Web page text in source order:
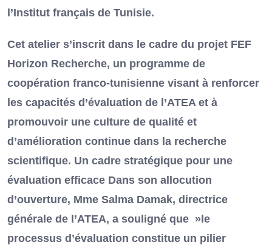
l’Institut français de Tunisie.
Cet atelier s’inscrit dans le cadre du projet FEF
Horizon Recherche, un programme de
coopération franco-tunisienne visant à renforcer
les capacités d’évaluation de l’ATEA et à
promouvoir une culture de qualité et
d’amélioration continue dans la recherche
scientifique. Un cadre stratégique pour une
évaluation efficace Dans son allocution
d’ouverture, Mme Salma Damak, directrice
générale de l’ATEA, a souligné que »le
processus d’évaluation constitue un pilier